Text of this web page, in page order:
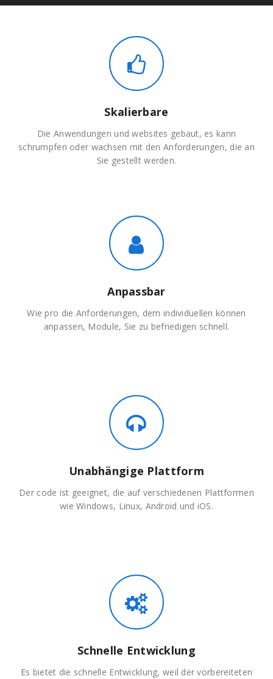
Skalierbare
Die Anwendungen und websites gebaut, es kann
schrumpfen oder wachsen mit den Anforderungen, die an
Sie gestellt werden.
Anpassbar
Wie pro die Anforderungen, dem individuellen können
anpassen, Module, Sie zu befriedigen schnell.
Unabhängige Plattform
Der code ist geeignet, die auf verschiedenen Plattformen
wie Windows, Linux, Android und iOS.
Schnelle Entwicklung
Es bietet die schnelle Entwicklung, weil der vorbereiteten